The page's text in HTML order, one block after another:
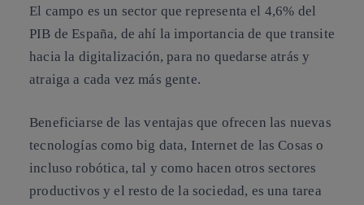
El campo es un sector que representa el 4,6% del
PIB de España, de ahí la importancia de que transite
hacia la digitalización, para no quedarse atrás y
atraiga a cada vez más gente.
Beneficiarse de las ventajas que ofrecen las nuevas
tecnologías como big data, Internet de las Cosas o
incluso robótica, tal y como hacen otros sectores
productivos y el resto de la sociedad, es una tarea